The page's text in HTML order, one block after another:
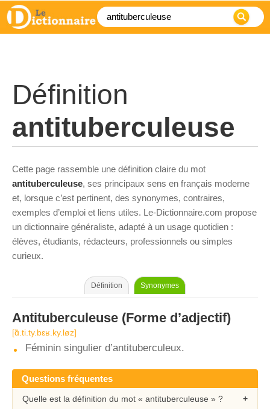
Définition
antituberculeuse
Cette page rassemble une définition claire du mot
antituberculeuse, ses principaux sens en français moderne
et, lorsque c’est pertinent, des synonymes, contraires,
exemples d’emploi et liens utiles. Le-Dictionnaire.com propose
un dictionnaire généraliste, adapté à un usage quotidien :
élèves, étudiants, rédacteurs, professionnels ou simples
curieux.
Définition Synonymes
Antituberculeuse (Forme d’adjectif)
[ɑ̃.ti.ty.bɛʁ.ky.løz]
Féminin singulier d’antituberculeux.
Questions fréquentes
Quelle est la définition du mot « antituberculeuse » ?